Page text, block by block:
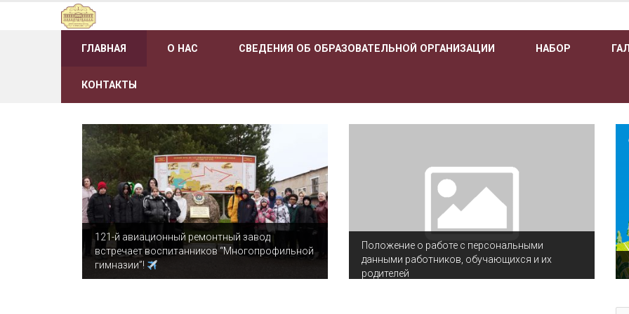
ГЛАВНАЯ О НАС СВЕДЕНИЯ ОБ ОБРАЗОВАТЕЛЬНОЙ ОРГАНИЗАЦИИ НАБОР
КОНТАКТЫ
121-й авиационный ремонтный завод
встречает воспитанников “Многопрофильной
гимназии”!
Положение о работе с персональными
данными работников, обучающихся и их
родителей